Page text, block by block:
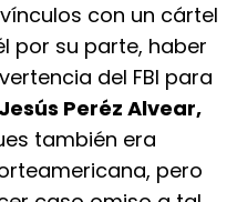
con un cártel
por su parte, haber
del FBI para
Jesús Peréz Alvear,
también era
pero